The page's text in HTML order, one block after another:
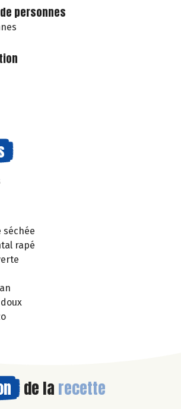
personnes
séchée
rapé
de la recette